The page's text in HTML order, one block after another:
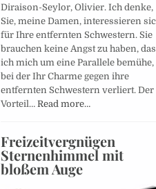
Diraison-Seylor, Olivier. Ich denke,
Sie, meine Damen, interessieren
für Ihre entfernten Schwestern. Sie
brauchen keine Angst zu haben,
ich mich um eine Parallele bemühe,
bei der Ihr Charme gegen ihre
entfernten Schwestern verliert. Der
Vorteil… Read more…
Freizeitvergnügen
Sternenhimmel mit
bloßem Auge